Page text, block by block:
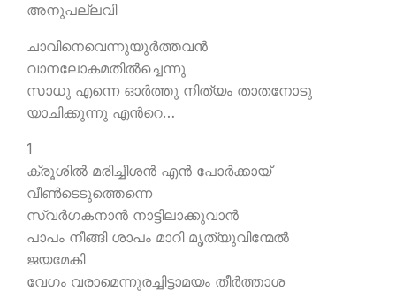
അനുപല്ലവി
ചാവിനെവെന്നുയുര്‍ത്തവന്‍
വാനലോകമതില്‍ച്ചെന്നു
സാധു എന്നെ ഓര്‍ത്തു നിത്യം താതനോടു
യാചിക്കുന്നു എന്‍റെ…
1
ക്രൂശില്‍ മരിച്ചീശന്‍ എന്‍ പോര്‍ക്കായ്
വീണ്‍ടെടുത്തെന്നെ
സ്വര്‍ഗകനാന്‍ നാട്ടിലാക്കുവാന്‍
പാപം നീങ്ങി ശാപം മാറി മൃത്യുവിന്മേല്‍
ജയമേകി
വേഗം വരാമെന്നുരച്ചിട്ടാമയം തീര്‍ത്താശ